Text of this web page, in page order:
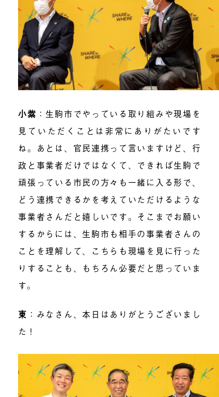
小紫 ： 生駒市でやっている取り組みや現場を
見ていただくことは非常にありがたいです
ね。あとは、官民連携って言いますけど、行
政と事業者だけではなくて、できれば生駒で
頑張っている市民の方々も一緒に入る形で、
どう連携できるかを考えていただけるような
事業者さんだと嬉しいです。そこまでお願い
するからには、生駒市も相手の事業者さんの
ことを理解して、こちらも現場を見に行った
りすることも、もちろん必要だと思っていま
す。
東 ：みなさん、本日はありがとうございまし
た！